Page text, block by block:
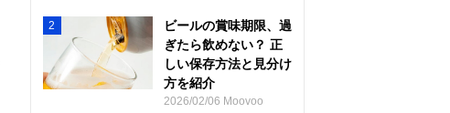
2
ビールの賞味期限、過
ぎたら飲めない？ 正
しい保存方法と見分け
方を紹介
2026/02/06 Moovoo